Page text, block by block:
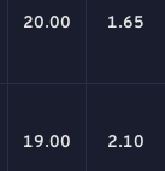
20.00 1.65
19.00 2.10